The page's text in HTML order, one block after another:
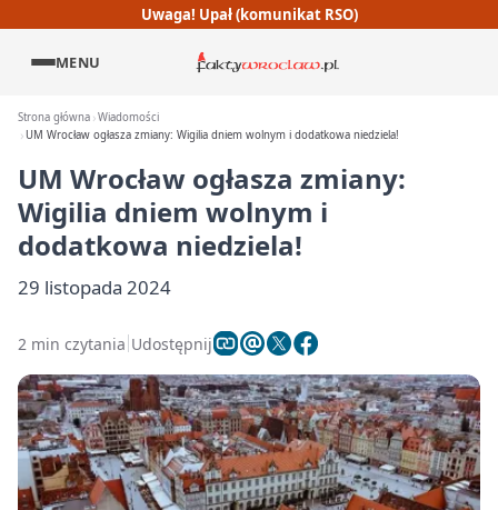
Uwaga! Upał (komunikat RSO)
MENU
Strona główna Wiadomości
UM Wrocław ogłasza zmiany: Wigilia dniem wolnym i dodatkowa niedziela!
UM Wrocław ogłasza zmiany:
Wigilia dniem wolnym i
dodatkowa niedziela!
29 listopada 2024
2 min czytania Udostępnij